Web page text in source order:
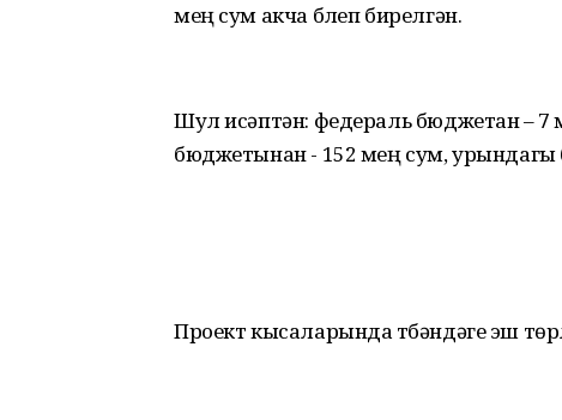
мең сум акча бүлеп бирелгән.
Шул исәптән: федераль бюджетан –
бюджетынан - 152 мең сум, урындагы
Проект кысаларында түбәндәге эш